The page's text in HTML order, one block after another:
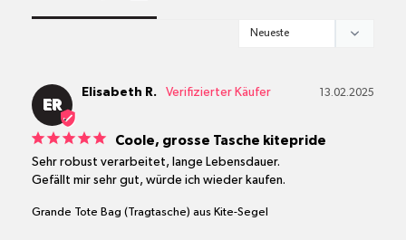
ER
13.02.2025
Elisabeth R.
Coole, grosse Tasche kitepride
Sehr robust verarbeitet, lange Lebensdauer.
Gefällt mir sehr gut, würde ich wieder kaufen.
Grande Tote Bag (Tragtasche) aus Kite-Segel